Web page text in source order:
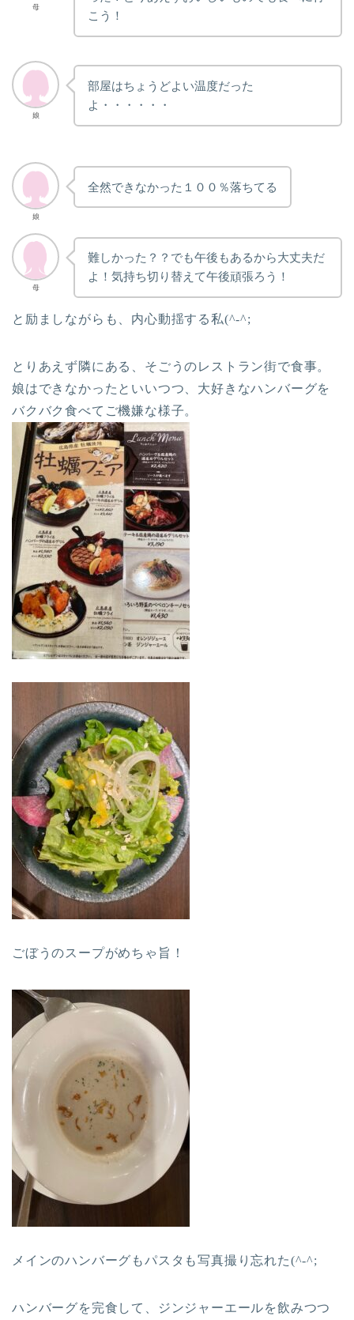
母
こう！
娘
部屋はちょうどよい温度だった
よ・・・・・・
娘
全然できなかった１００％落ちてる
母
難しかった？？でも午後もあるから大丈夫だ
よ！気持ち切り替えて午後頑張ろう！
と励ましながらも、内心動揺する私(^-^;
とりあえず隣にある、そごうのレストラン街で食事。
娘はできなかったといいつつ、大好きなハンバーグを
バクバク食べてご機嫌な様子。
ごぼうのスープがめちゃ旨！
メインのハンバーグもパスタも写真撮り忘れた(^-^;
ハンバーグを完食して、ジンジャーエールを飲みつつ